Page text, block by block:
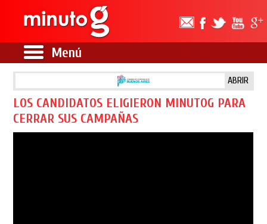
Menú
ABRIR
LOS CANDIDATOS ELIGIERON MINUTOG PARA
CERRAR SUS CAMPAÑAS